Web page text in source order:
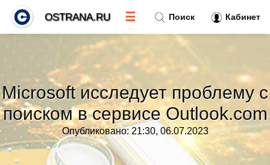
Microsoft исследует проблему с
поиском в сервисе Outlook.com
Опубликовано: 21:30, 06.07.2023
Поиск Кабинет
OSTRANA.RU ☰
Тренды новостей»
Рубрики»